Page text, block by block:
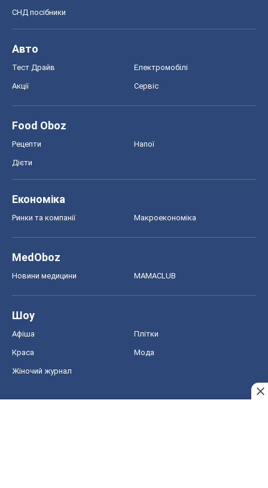
СНД посібники
Авто
Тест Драйв Електромобілі
Акції Сервіс
Food Oboz
Рецепти Напої
Дієти
Економіка
Ринки та компанії Макроекономіка
MedOboz
Новини медицини MAMACLUB
Шоу
Афіша Плітки
Краса Мода
Жіночий журнал